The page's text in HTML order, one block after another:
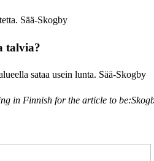
Sää-Skogby
talvia?
sataa usein lunta. Sää-Skogby
in Finnish for the article to